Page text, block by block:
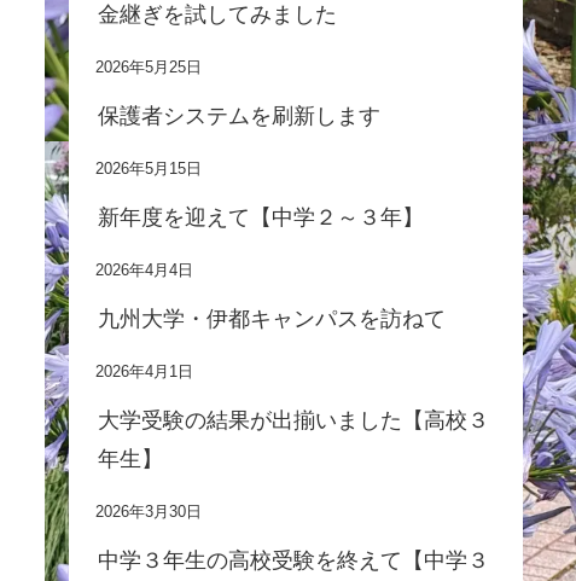
金継ぎを試してみました
2026年5月25日
保護者システムを刷新します
2026年5月15日
新年度を迎えて【中学２～３年】
2026年4月4日
九州大学・伊都キャンパスを訪ねて
2026年4月1日
大学受験の結果が出揃いました【高校３
年生】
2026年3月30日
中学３年生の高校受験を終えて【中学３